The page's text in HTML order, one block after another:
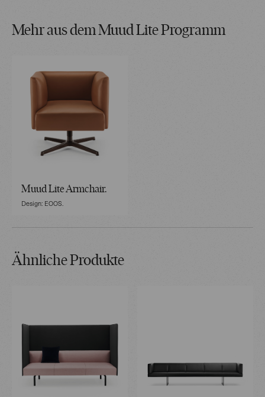
Mehr aus dem Muud Lite Programm
Muud Lite Armchair.
Design: EOOS.
Ähnliche Produkte